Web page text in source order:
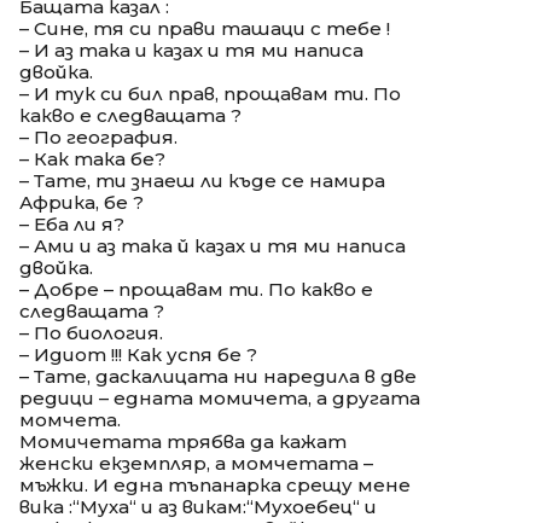
Бащата казал :
– Сине, тя си прави ташаци с тебе !
– И аз така и казах и тя ми написа
двойка.
– И тук си бил прав, прощавам ти. По
какво е следващата ?
– По география.
– Как така бе?
– Тате, ти знаеш ли къде се намира
Африка, бе ?
– Еба ли я?
– Ами и аз така й казах и тя ми написа
двойка.
– Добре – прощавам ти. По какво е
следващата ?
– По биология.
– Идиот !!! Как успя бе ?
– Тате, даскалицата ни наредила в две
редици – едната момичета, а другата
момчета.
Момичетата трябва да кажат
женски екземпляр, а момчетата –
мъжки. И една тъпанарка срещу мене
вика :“Муха“ и аз викам:“Мухоебец“ и